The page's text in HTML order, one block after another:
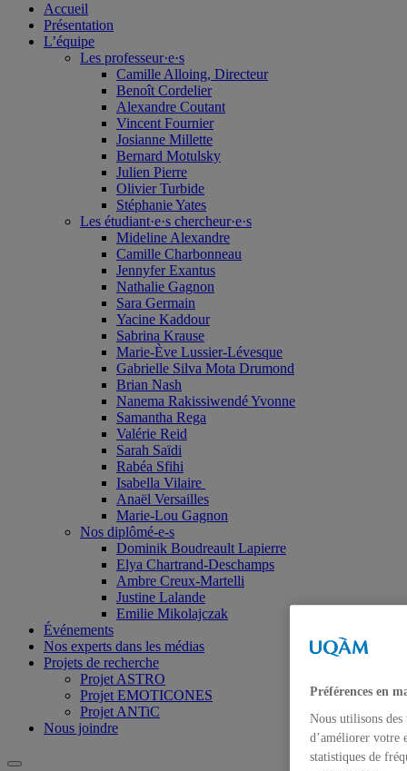
Accueil
Présentation
L’équipe
Les professeur·e·s
Camille Alloing, Directeur
Benoît Cordelier
Alexandre Coutant
Vincent Fournier
Josianne Millette
Bernard Motulsky
Julien Pierre
Olivier Turbide
Stéphanie Yates
Les étudiant·e·s chercheur·e·s
Mideline Alexandre
Camille Charbonneau
Jennyfer Exantus
Nathalie Gagnon
Sara Germain
Yacine Kaddour
Sabrina Krause
Marie-Ève Lussier-Lévesque
Gabrielle Silva Mota Drumond
Brian Nash
Nanema Rakissiwendé Yvonne
Samantha Rega
Valérie Reid
Sarah Saïdi
Rabéa Sfihi
Isabella Vilaire
Anaël Versailles
Marie-Lou Gagnon
Nos diplômé-e-s
Dominik Boudreault Lapierre
Elya Chartrand-Deschamps
Ambre Creux-Martelli
Justine Lalande
Emilie Mikolajczak
Événements
Nos experts dans les médias
Projets de recherche
Projet ASTRO
Projet EMOTICONES
Projet ANTiC
Nous joindre
Préférences en
Nous utilisons
d’améliorer votre
statistiques de